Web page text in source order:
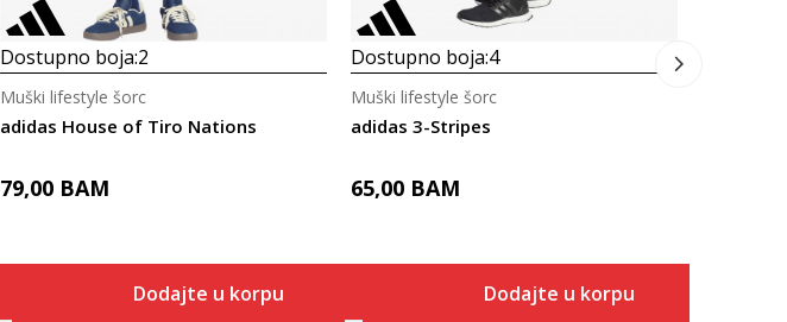
Dostupno boja:2
adidas House of Tiro Nations
Muški lifestyle šorc
79,00 BAM
Dodajte u korpu
Dostupno boja:4
adidas 3-Stripes
Muški lifestyle šorc
65,00 BAM
Dodajte u korpu